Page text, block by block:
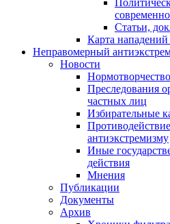
Статьи,
Карта
Неправомерный
Новости
Нормотворчество
Преследования
частных лиц
Избирательные
антиэкстремизму
Иные
действия
Мнения
Публикации
Документы
Архив